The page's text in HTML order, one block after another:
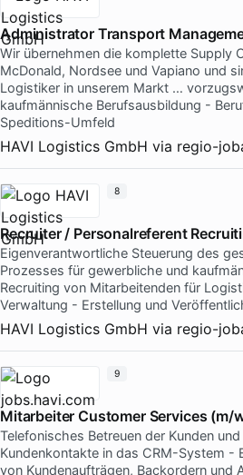
Administrator Transport
Wir übernehmen die komplette Supply
McDonald, Nordsee und Vapiano und
Logistiker in unserem Markt …
kaufmännische Berufsausbildung -
Speditions-Umfeld
HAVI Logistics GmbH via regio-
Recruiter / Personalreferent
Eigenverantwortliche Steuerung des
Prozesses für gewerbliche und
Recruiting von Mitarbeitenden für
Verwaltung - Erstellung und
HAVI Logistics GmbH via regio-
8
Mitarbeiter Customer Services (m/
Telefonisches Betreuen der Kunden
Kundenkontakte in das CRM-System -
von Kundenaufträgen, Backordern und
9